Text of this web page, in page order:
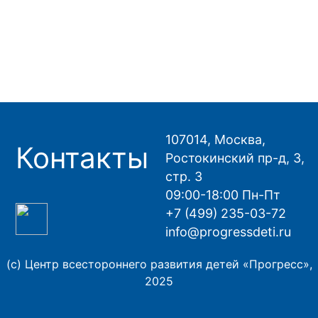
Контакты
107014, Москва,
Ростокинский пр-д, 3,
стр. 3
09:00-18:00 Пн-Пт
+7 (499) 235-03-72
info@progressdeti.ru
(с) Центр всестороннего развития детей «Прогресс»,
2025